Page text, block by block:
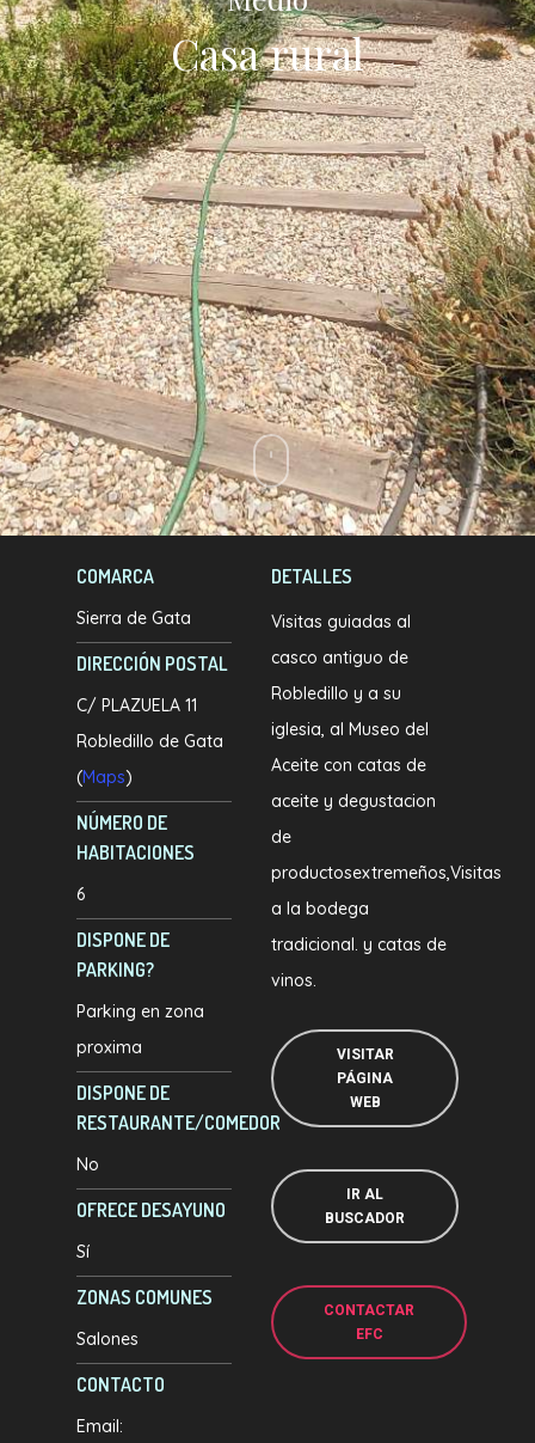
Casa rural
COMARCA
Sierra de Gata
DIRECCIÓN POSTAL
C/ PLAZUELA 11
Robledillo de Gata
(Maps)
NÚMERO DE
HABITACIONES
6
DISPONE DE
PARKING?
Parking en zona
proxima
DISPONE DE
RESTAURANTE/COMEDOR
No
OFRECE DESAYUNO
Sí
ZONAS COMUNES
Salones
CONTACTO
Email:
DETALLES
Visitas guiadas al
casco antiguo de
Robledillo y a su
iglesia, al Museo del
Aceite con catas de
aceite y degustacion
de
productosextremeños,Visitas
a la bodega
tradicional. y catas de
vinos.
VISITAR
PÁGINA
WEB
IR AL
BUSCADOR
CONTACTAR
EFC